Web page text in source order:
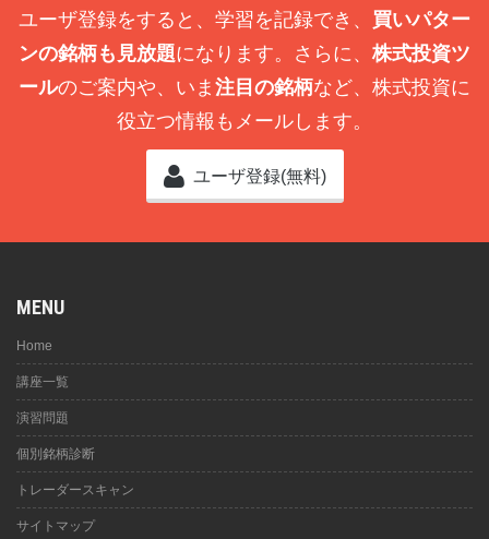
ユーザ登録をすると、学習を記録でき、 買いパター
ンの銘柄も見放題になります。さらに、 株式投資ツ
ールのご案内や、いま 注目の銘柄など、株式投資に
役立つ情報もメールします。
ユーザ登録(無料)
MENU
Home
講座一覧
演習問題
個別銘柄診断
トレーダースキャン
サイトマップ